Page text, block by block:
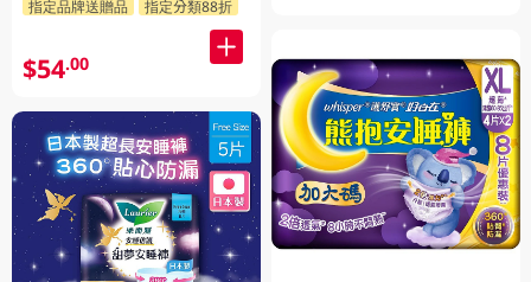
指定品牌送贈品 指定分類88折
$54.00